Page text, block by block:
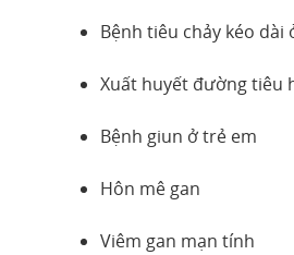
Bệnh tiêu chảy kéo dài
Xuất huyết đường tiêu
Bệnh giun ở trẻ em
Hôn mê gan
Viêm gan mạn tính